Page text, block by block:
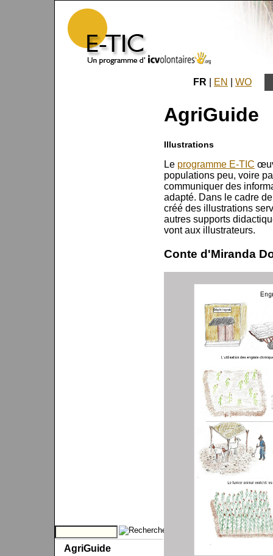
AgriGuide
FR EN WO
AgriGuide
Illustrations
Le programme E-TIC
populations peu, voire
communiquer des
adapté. Dans le cadre
créé des illustrations
autres supports
vont aux illustrateurs.
Conte d'Miranda